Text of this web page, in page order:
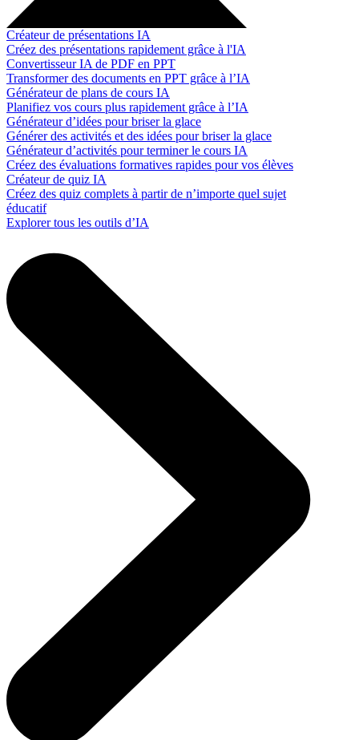
Créateur de présentations IA
Créez des présentations rapidement grâce à l'IA
Convertisseur IA de PDF en PPT
Transformer des documents en PPT grâce à l’IA
Générateur de plans de cours IA
Planifiez vos cours plus rapidement grâce à l’IA
Générateur d’idées pour briser la glace
Générer des activités et des idées pour briser la glace
Générateur d’activités pour terminer le cours IA
Créez des évaluations formatives rapides pour vos élèves
Créateur de quiz IA
Créez des quiz complets à partir de n’importe quel sujet
éducatif
Explorer tous les outils d’IA